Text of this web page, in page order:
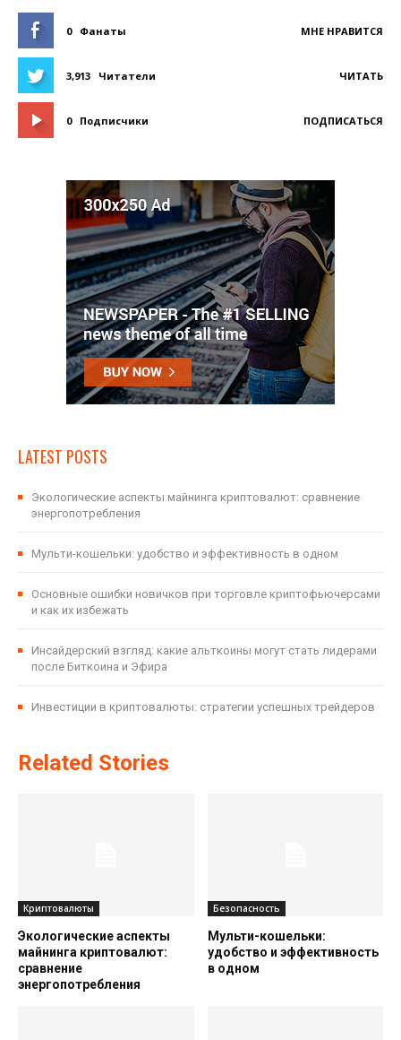
0 Фанаты МНЕ НРАВИТСЯ
3,913 Читатели ЧИТАТЬ
0 Подписчики ПОДПИСАТЬСЯ
LATEST POSTS
Экологические аспекты майнинга криптовалют: сравнение
энергопотребления
Мульти-кошельки: удобство и эффективность в одном
Основные ошибки новичков при торговле криптофьючерсами
и как их избежать
Инсайдерский взгляд: какие альткоины могут стать лидерами
после Биткоина и Эфира
Инвестиции в криптовалюты: стратегии успешных трейдеров
Related Stories
Криптовалюты
Экологические аспекты
майнинга криптовалют:
сравнение
энергопотребления
Безопасность
Мульти-кошельки:
удобство и эффективность
в одном